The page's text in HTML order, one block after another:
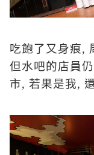
吃飽了又身痕,
但水吧的店員
市, 若果是我,